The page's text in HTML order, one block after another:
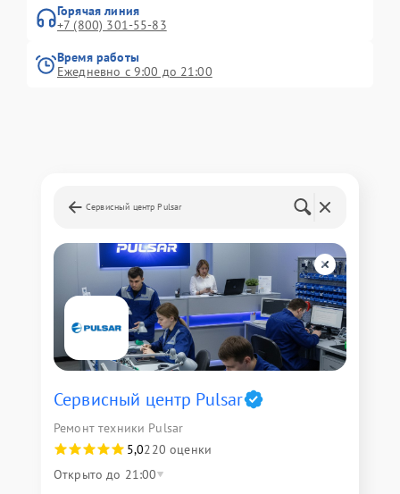
Горячая линия
+7 (800) 301-55-83
Время работы
Ежедневно с 9:00 до 21:00
Сервисный центр Pulsar
Сервисный центр Pulsar
Ремонт техники Pulsar
5,0220 оценки
Открыто до 21:00